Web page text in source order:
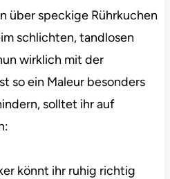
über speckige Rührkuchen
schlichten, tandlosen
wirklich mit der
so ein Maleur besonders
solltet ihr auf
könnt ihr ruhig richtig